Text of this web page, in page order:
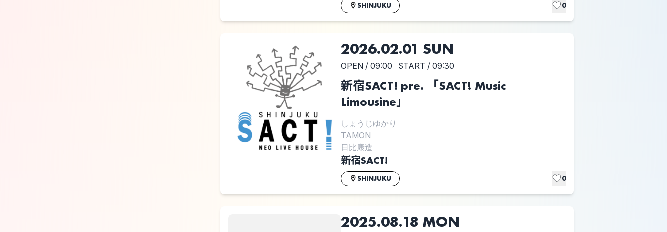
SHINJUKU 0
2026.02.01 SUN
OPEN / 09:00 START / 09:30
新宿SACT! pre. 「SACT! Music
Limousine」
しょうじゆかり
TAMON
日比康造
新宿SACT!
SHINJUKU 0
2025.08.18 MON